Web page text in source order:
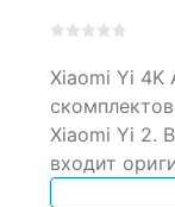
out
on
customer
ratings
Xiaomi Yi 4K
Xiaomi Yi 2.
входит